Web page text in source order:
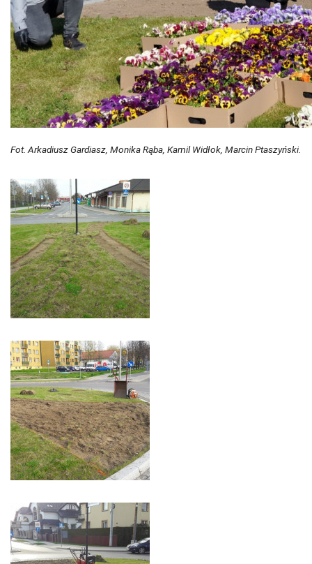
Fot. Arkadiusz Gardiasz, Monika Rąba, Kamil Widłok, Marcin Ptaszyński.